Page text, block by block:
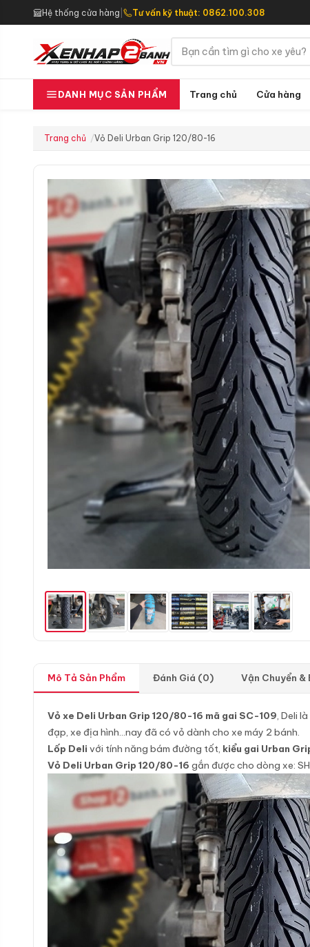
Hệ thống cửa hàng Tư vấn kỹ thuật: 0862.100.308
DANH MỤC SẢN PHẨM Trang chủ Cửa hàng
Trang chủ Vỏ Deli Urban Grip 120/80-16
Mô Tả Sản Phẩm Đánh Giá (0) Vận Chuyển &
Vỏ xe Deli Urban Grip 120/80-16 mã gai SC-109, Deli
đạp, xe địa hình…nay đã có vỏ dành cho xe máy 2 bánh.
Lốp Deli với tính năng bám đường tốt, kiểu gai Urban
Vỏ Deli Urban Grip 120/80-16 gắn được cho dòng xe: